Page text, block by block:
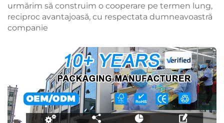
urmărim să construim o cooperare pe termen lung,
reciproc avantajoasă, cu respectata dumneavoastră
companie